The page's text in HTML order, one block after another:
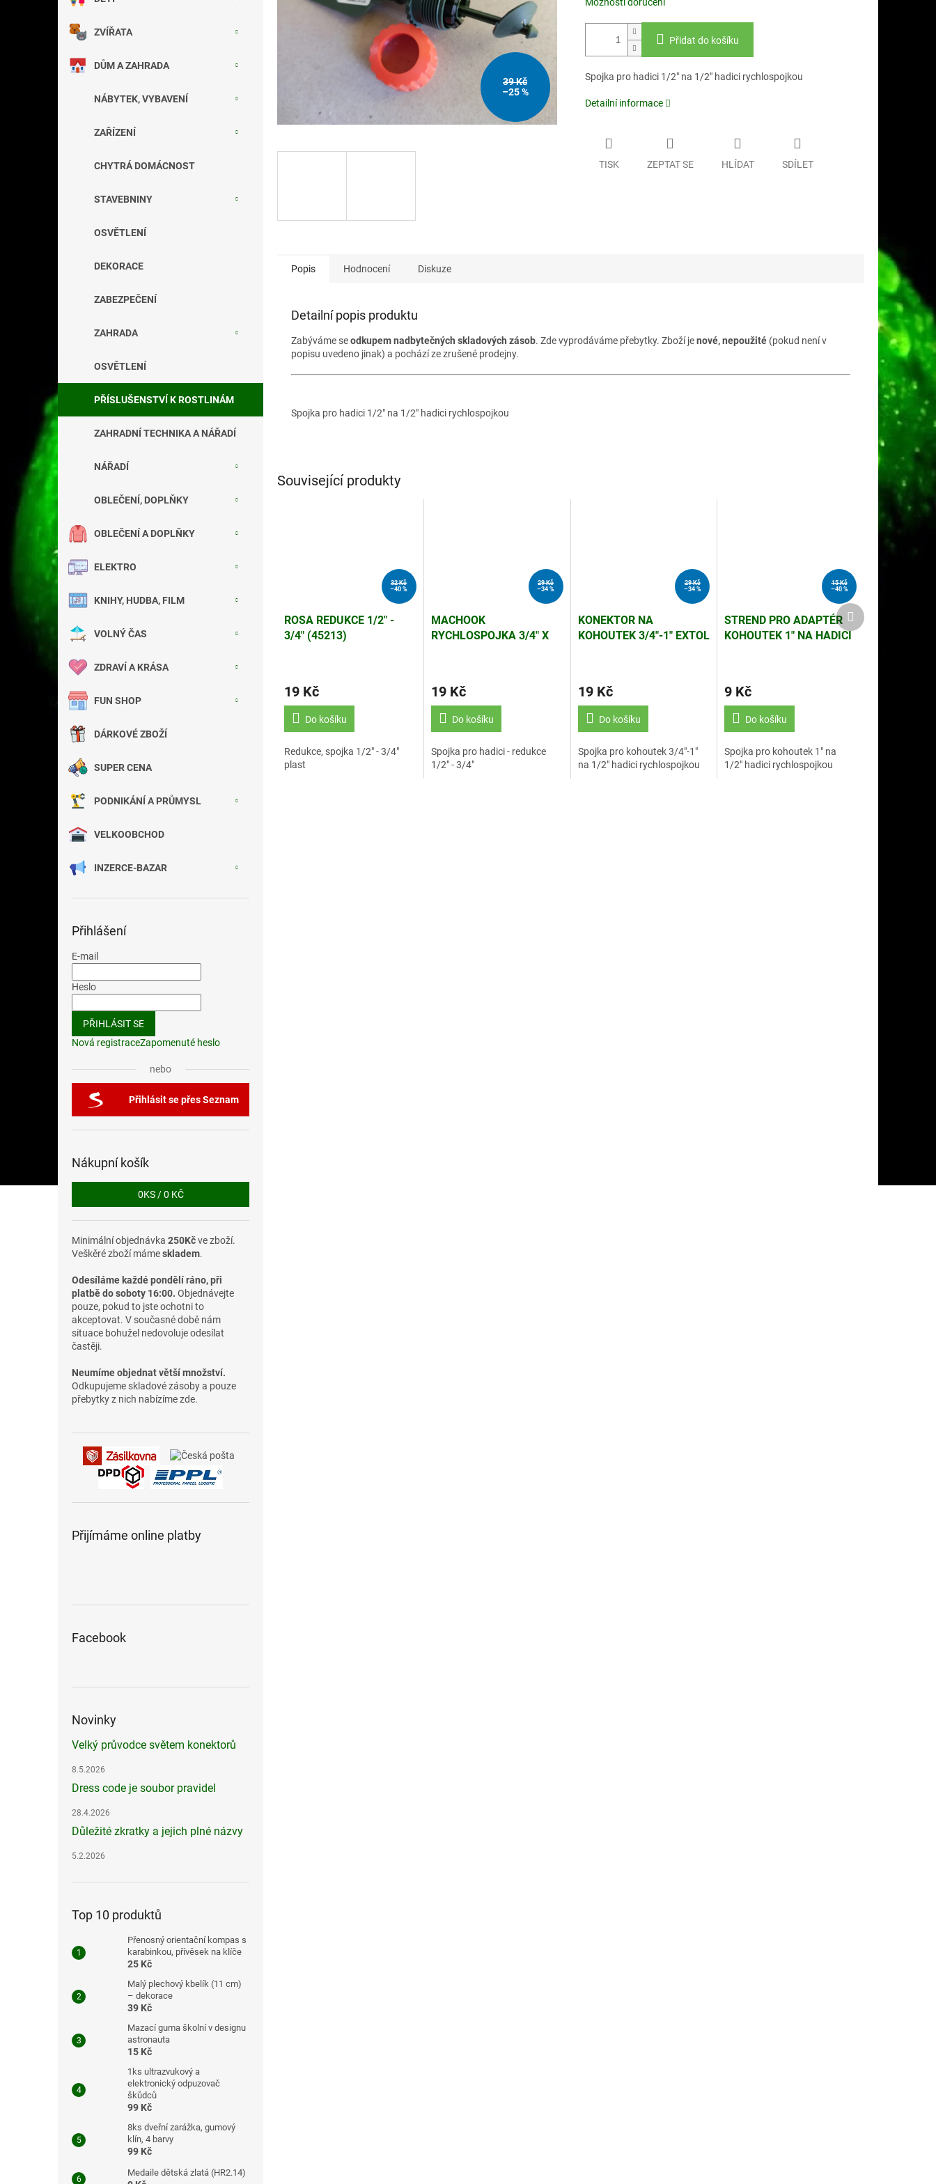
ZVÍŘATA
DŮM A ZAHRADA
NÁBYTEK, VYBAVENÍ
ZAŘÍZENÍ
CHYTRÁ DOMÁCNOST
STAVEBNINY
OSVĚTLENÍ
DEKORACE
ZABEZPEČENÍ
ZAHRADA
OSVĚTLENÍ
PŘÍSLUŠENSTVÍ K ROSTLINÁM
ZAHRADNÍ TECHNIKA A NÁŘADÍ
NÁŘADÍ
OBLEČENÍ, DOPLŇKY
OBLEČENÍ A DOPLŇKY
ELEKTRO
KNIHY, HUDBA, FILM
VOLNÝ ČAS
ZDRAVÍ A KRÁSA
FUN SHOP
DÁRKOVÉ ZBOŽÍ
SUPER CENA
PODNIKÁNÍ A PRŮMYSL
VELKOOBCHOD
INZERCE-BAZAR
Přihlášení
E-mail
Heslo
PŘIHLÁSIT SE
Nová registraceZapomenuté heslo
nebo
Přihlásit se přes Seznam
Nákupní košík
0KS /0 KČ
Minimální objednávka 250Kčve zboží.
Veškěré zboží mámeskladem.
Odesíláme každé pondělí ráno, při
platbě do soboty 16:00. Objednávejte
pouze, pokud to jste ochotni to
akceptovat. V současné době nám
situace bohužel nedovoluje odesílat
častěji.
Neumíme objednat větší množství.
Odkupujeme skladové zásoby a pouze
přebytky z nich nabízíme zde.
Přijímáme online platby
Facebook
Novinky
Velký průvodce světem konektorů
8.5.2026
Dress code je soubor pravidel
28.4.2026
Důležité zkratky a jejich plné názvy
5.2.2026
Top 10 produktů
Přenosný orientační kompas s
karabinkou, přívěsek na klíče
25 Kč
Malý plechový kbelík (11 cm)
– dekorace
39 Kč
Mazací guma školní v designu
astronauta
15 Kč
1ks ultrazvukový a
elektronický odpuzovač
škůdců
99 Kč
8ks dveřní zarážka, gumový
klín, 4 barvy
99 Kč
Medaile dětská zlatá (HR2.14)
39 Kč
–25 %
Možnosti doručení
Přidat do košíku
Spojka pro hadici 1/2" na 1/2" hadici rychlospojkou
Detailní informace
TISK ZEPTAT SE HLÍDAT SDÍLET
Popis Hodnocení Diskuze
Detailní popis produktu
Zabýváme seodkupem nadbytečných skladových zásob. Zde vyprodáváme přebytky. Zboží jenové, nepoužité (pokud není v
popisu uvedeno jinak) a pochází ze zrušené prodejny.
Spojka pro hadici 1/2" na 1/2" hadici rychlospojkou
Související produkty
32 Kč
–40 %
ROSA REDUKCE 1/2" -
3/4" (45213)
19 Kč
Do košíku
Redukce, spojka 1/2" - 3/4"
plast
29 Kč
–34 %
MACHOOK
RYCHLOSPOJKA 3/4" X
19 Kč
Do košíku
Spojka pro hadici - redukce
1/2" - 3/4"
29 Kč
–34 %
KONEKTOR NA
KOHOUTEK 3/4"-1" EXTOL
19 Kč
Do košíku
Spojka pro kohoutek 3/4"-1"
na 1/2" hadici rychlospojkou
15 Kč
–40 %
STREND PRO ADAPTÉR
KOHOUTEK 1" NA HADICI
9 Kč
Do košíku
Spojka pro kohoutek 1" na
1/2" hadici rychlospojkou
Další
produkt